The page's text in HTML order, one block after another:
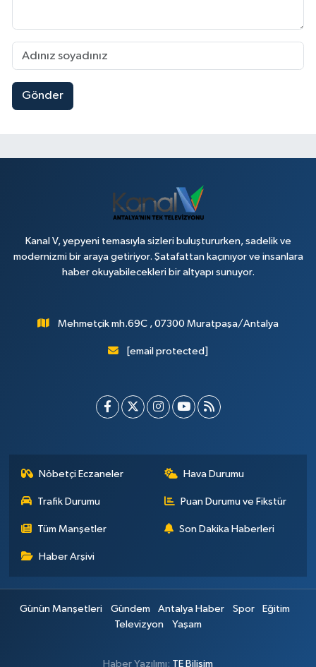
Gönder
Kanal V, yepyeni temasıyla sizleri buluştururken, sadelik ve
modernizmi bir araya getiriyor. Şatafattan kaçınıyor ve insanlara
haber okuyabilecekleri bir altyapı sunuyor.
Mehmetçik mh.69C , 07300 Muratpaşa/Antalya
[email protected]
Nöbetçi Eczaneler Hava Durumu
Trafik Durumu Puan Durumu ve Fikstür
Tüm Manşetler Son Dakika Haberleri
Haber Arşivi
Günün Manşetleri Gündem Antalya Haber Spor
Eğitim
Televizyon
Yaşam
Haber Yazılımı: TE Bilişim